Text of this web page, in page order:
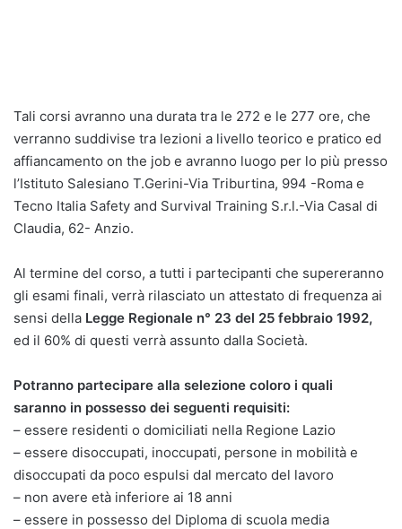
Tali corsi avranno una durata tra le 272 e le 277 ore, che
verranno suddivise tra lezioni a livello teorico e pratico ed
affiancamento on the job e avranno luogo per lo più presso
l’Istituto Salesiano T.Gerini-Via Triburtina, 994 -Roma e
Tecno Italia Safety and Survival Training S.r.l.-Via Casal di
Claudia, 62- Anzio.
Al termine del corso, a tutti i partecipanti che supereranno
gli esami finali, verrà rilasciato un attestato di frequenza ai
sensi della Legge Regionale n° 23 del 25 febbraio 1992,
ed il 60% di questi verrà assunto dalla Società.
Potranno partecipare alla selezione coloro i quali
saranno in possesso dei seguenti requisiti:
– essere residenti o domiciliati nella Regione Lazio
– essere disoccupati, inoccupati, persone in mobilità e
disoccupati da poco espulsi dal mercato del lavoro
– non avere età inferiore ai 18 anni
– essere in possesso del Diploma di scuola media